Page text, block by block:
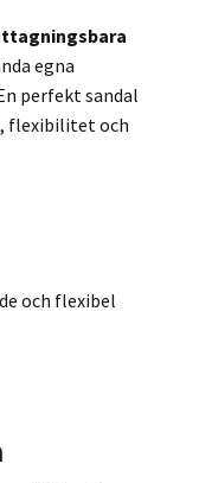
egna
perfekt sandal
flexibilitet och
och flexibel